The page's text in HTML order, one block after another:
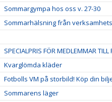
Sommargympa hos oss v. 27-30
Sommarhälsning från
SPECIALPRIS FÖR MEDLEMMAR TILL
Kvarglömda kläder
Fotbolls VM på storbild! Köp din
Sommarens läger